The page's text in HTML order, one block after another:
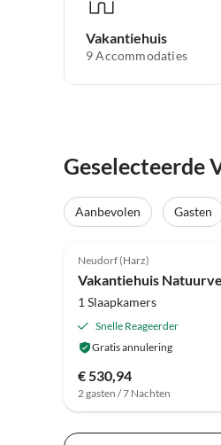
Vakantiehuis
9 Accommodaties
Geselecteerde
Aanbevolen Gasten
Neudorf (Harz)
1 Slaapkamers
Snelle Reageerder
Gratis annulering
€ 530,94
2 gasten / 7 Nachten